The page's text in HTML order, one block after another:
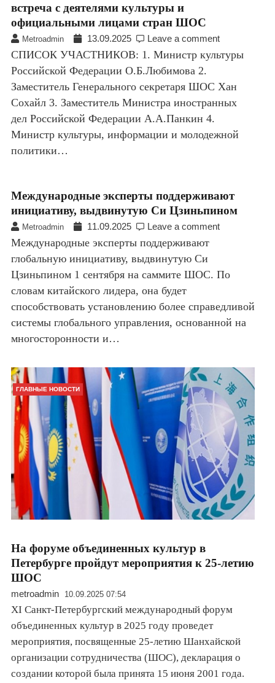
встреча с деятелями культуры и
официальными лицами стран ШОС
Metroadmin 13.09.2025 Leave a comment
СПИСОК УЧАСТНИКОВ: 1. Министр культуры
Российской Федерации О.Б.Любимова 2.
Заместитель Генерального секретаря ШОС Хан
Сохайл 3. Заместитель Министра иностранных
дел Российской Федерации А.А.Панкин 4.
Министр культуры, информации и молодежной
политики…
Международные эксперты поддерживают
инициативу, выдвинутую Си Цзиньпином
Metroadmin 11.09.2025 Leave a comment
Международные эксперты поддерживают
глобальную инициативу, выдвинутую Си
Цзиньпином 1 сентября на саммите ШОС. По
словам китайского лидера, она будет
способствовать установлению более справедливой
системы глобального управления, основанной на
многосторонности и…
ГЛАВНЫЕ НОВОСТИ
На форуме объединенных культур в
Петербурге пройдут мероприятия к 25-летию
ШОС
metroadmin 10.09.2025 07:54
XI Санкт-Петербургский международный форум
объединенных культур в 2025 году проведет
мероприятия, посвященные 25-летию Шанхайской
организации сотрудничества (ШОС), декларация о
создании которой была принята 15 июня 2001 года.